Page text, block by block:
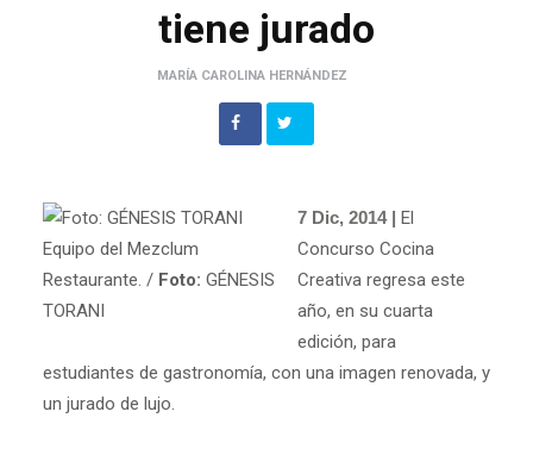
tiene jurado
MARÍA CAROLINA HERNÁNDEZ
Equipo del Mezclum
Restaurante. /Foto: GÉNESIS
TORANI
7 Dic, 2014 | El
Concurso Cocina
Creativa regresa este
año, en su cuarta
edición, para
estudiantes de gastronomía, con una imagen renovada, y
un jurado de lujo.